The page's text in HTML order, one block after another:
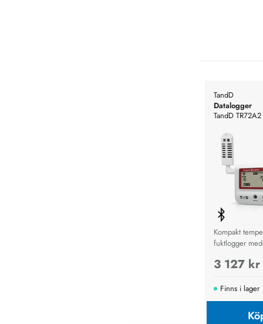
TandD
Datalogger
TandD
WLAN,
Kompakt
fuktlogger
säker
3 127 kr
Finns i lager